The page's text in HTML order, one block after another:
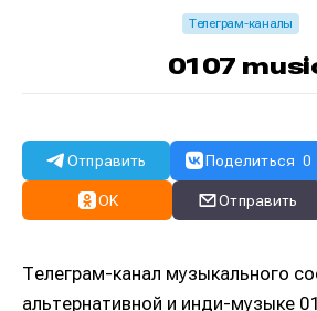
Телеграм-каналы
0107
Отправить Поделиться 0
OK Отправить
Телеграм-канал музыкального
альтернативной и инди-музыке